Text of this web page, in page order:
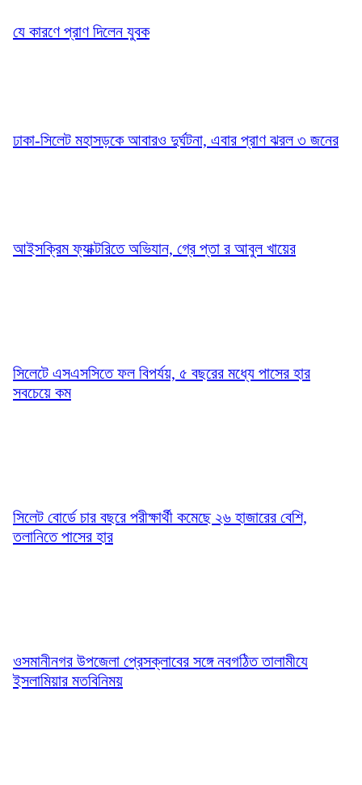
যে কারণে প্রাণ দিলেন যুবক
ঢাকা-সিলেট মহাসড়কে আবারও দুর্ঘটনা, এবার প্রাণ ঝরল ৩ জনের
আইসক্রিম ফ্যাক্টরিতে অভিযান, গ্রে প্তা র আবুল খায়ের
সিলেটে এসএসসিতে ফল বিপর্যয়, ৫ বছরের মধ্যে পাসের হার
সবচেয়ে কম
সিলেট বোর্ডে চার বছরে পরীক্ষার্থী কমেছে ২৬ হাজারের বেশি,
তলানিতে পাসের হার
ওসমানীনগর উপজেলা প্রেসক্লাবের সঙ্গে নবগঠিত তালামীযে
ইসলামিয়ার মতবিনিময়